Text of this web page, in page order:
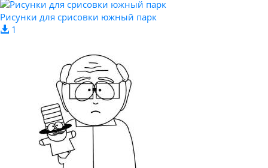
Рисунки для срисовки южный парк
1